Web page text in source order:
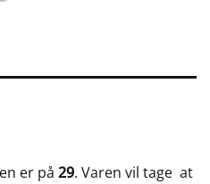
er på 29. Varen vil tage at